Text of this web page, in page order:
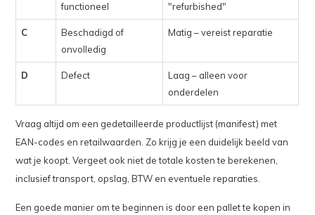
functioneel
"refurbished"
C
Beschadigd of
onvolledig
Matig – vereist reparatie
D Defect
Laag – alleen voor
onderdelen
Vraag altijd om een gedetailleerde productlijst (manifest) met
EAN-codes en retailwaarden. Zo krijg je een duidelijk beeld van
wat je koopt. Vergeet ook niet de totale kosten te berekenen,
inclusief transport, opslag, BTW en eventuele reparaties.
Een goede manier om te beginnen is door een pallet te kopen in